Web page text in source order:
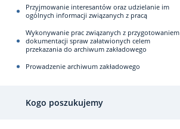
Przyjmowanie interesantów oraz udzielanie im
ogólnych informacji związanych z pracą
Wykonywanie prac związanych z przygotowaniem
dokumentacji spraw załatwionych celem
przekazania do archiwum zakładowego
Prowadzenie archiwum zakładowego
Kogo poszukujemy